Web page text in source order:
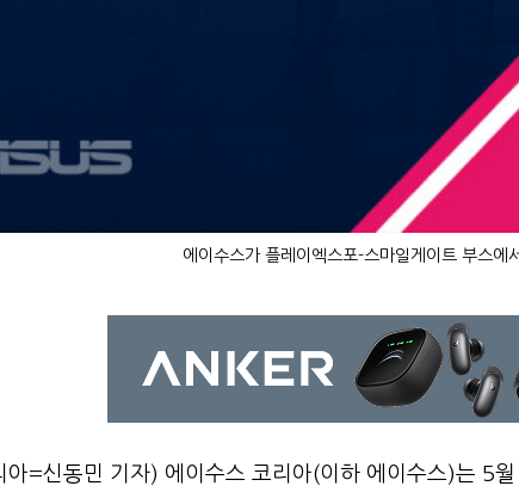
에이수스가 플레이엑스포-스마일게이트 부스
아=신동민 기자) 에이수스 코리아(이하 에이수스)는 5